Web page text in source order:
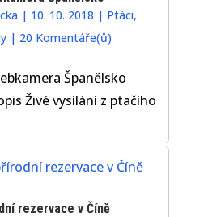
| 10. 10. 2018 | Ptáci,
| 20 Komentáře(ů)
Španělsko
Živé vysílání z ptačího
rezervace v Číně